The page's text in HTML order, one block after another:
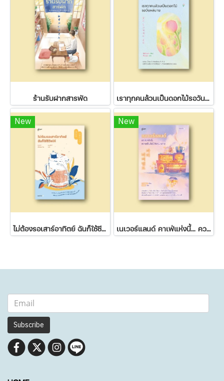
ร้านรับฝากสารพัด เราทุกคนล้วนเป็นดอกไม้รอวันผลิบาน
New
ไม่ต้องรอเสาร์อาทิตย์ ฉันก็ใช้ชีวิตได้
New
เนเวอร์แลนด์ คาเฟ่แห่งนี้... ความฝันไม่มีวันหมดอายุ
Subscribe